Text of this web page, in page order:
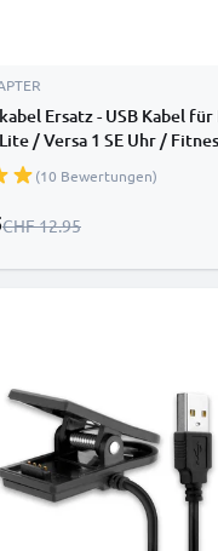
Ersatz - USB Kabel
/ Versa 1 SE Uhr /
- 1A PVC Datenkabel
(10 Bewertungen)
Regulärer Preis
CHF 12.95